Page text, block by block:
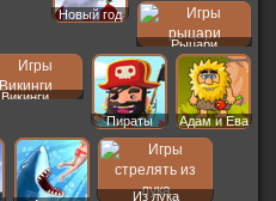
Новый год
Рыцари
Викинги
Пираты
Адам и Ева
Из лука